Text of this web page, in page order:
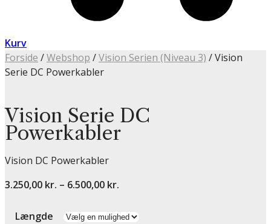
Kurv
Forside /Webshop /Vision Serien (Niveau 3) / Vision
Serie DC Powerkabler
Vision Serie DC
Powerkabler
Vision DC Powerkabler
3.250,00 kr. – 6.500,00 kr.
til
Længde